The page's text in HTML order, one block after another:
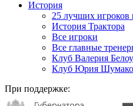
История
25 лучших игроков
История Трактора
Все игроки
Все главные
Клуб Валерия
Клуб Юрия
При поддержке: